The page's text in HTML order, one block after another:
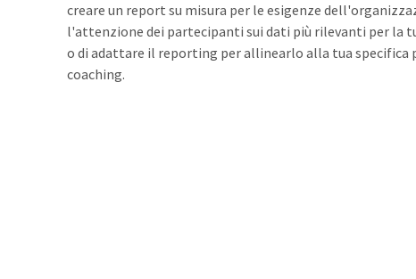
creare un report su misura per le esigenze
l'attenzione dei partecipanti sui dati più rilevanti per la
o di adattare il reporting per allinearlo alla tua specifica
coaching.